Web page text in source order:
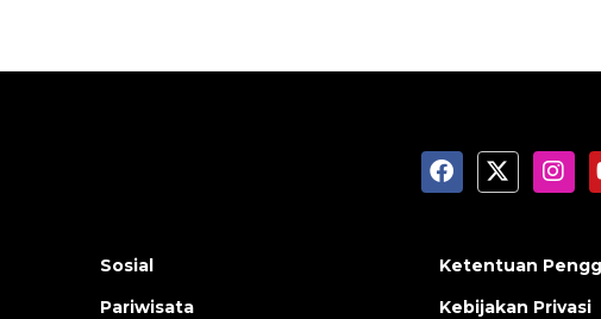
Sosial
Pariwisata
Ketentuan
Kebijakan Privasi